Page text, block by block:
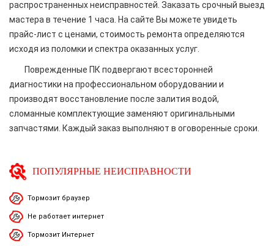
распространенных неисправностей. Заказать срочный выезд
мастера в течение 1 часа. На сайте Вы можете увидеть
прайс-лист с ценами, стоимость ремонта определяются
исходя из поломки и спектра оказанных услуг.
Поврежденные ПК подвергают всесторонней
диагностики на профессиональном оборудовании и
производят восстановление после залития водой,
сломанные комплектующие заменяют оригинальными
запчастями. Каждый заказ выполняют в оговоренные сроки.
ПОПУЛЯРНЫЕ НЕИСПРАВНОСТИ
Тормозит браузер
Не работает интернет
Тормозит Интернет